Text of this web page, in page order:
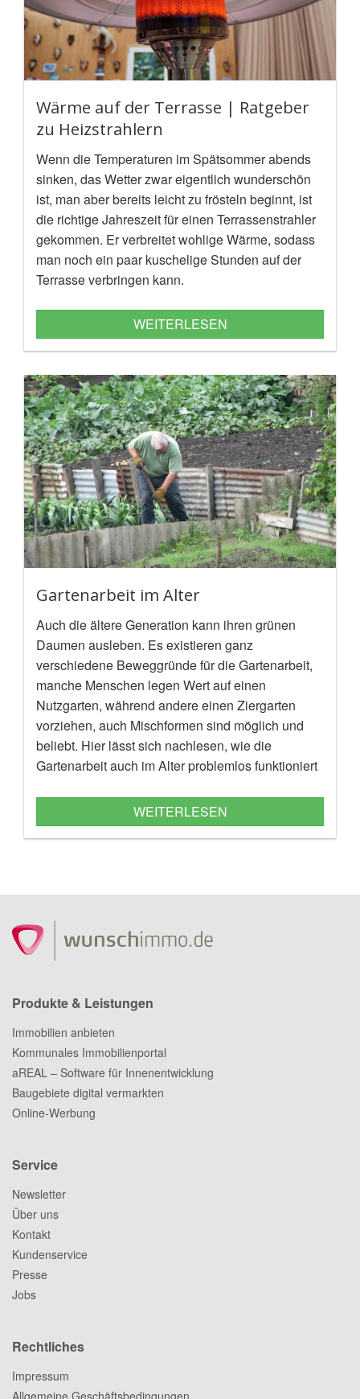
Wärme auf der Terrasse | Ratgeber
zu Heizstrahlern
Wenn die Temperaturen im Spätsommer abends
sinken, das Wetter zwar eigentlich wunderschön
ist, man aber bereits leicht zu frösteln beginnt, ist
die richtige Jahreszeit für einen Terrassenstrahler
gekommen. Er verbreitet wohlige Wärme, sodass
man noch ein paar kuschelige Stunden auf der
Terrasse verbringen kann.
WEITERLESEN
Gartenarbeit im Alter
Auch die ältere Generation kann ihren grünen
Daumen ausleben. Es existieren ganz
verschiedene Beweggründe für die Gartenarbeit,
manche Menschen legen Wert auf einen
Nutzgarten, während andere einen Ziergarten
vorziehen, auch Mischformen sind möglich und
beliebt. Hier lässt sich nachlesen, wie die
Gartenarbeit auch im Alter problemlos funktioniert
WEITERLESEN
Produkte & Leistungen
Immobilien anbieten
Kommunales Immobilienportal
aREAL – Software für Innenentwicklung
Baugebiete digital vermarkten
Online-Werbung
Service
Newsletter
Über uns
Kontakt
Kundenservice
Presse
Jobs
Rechtliches
Impressum
Allgemeine Geschäftsbedingungen